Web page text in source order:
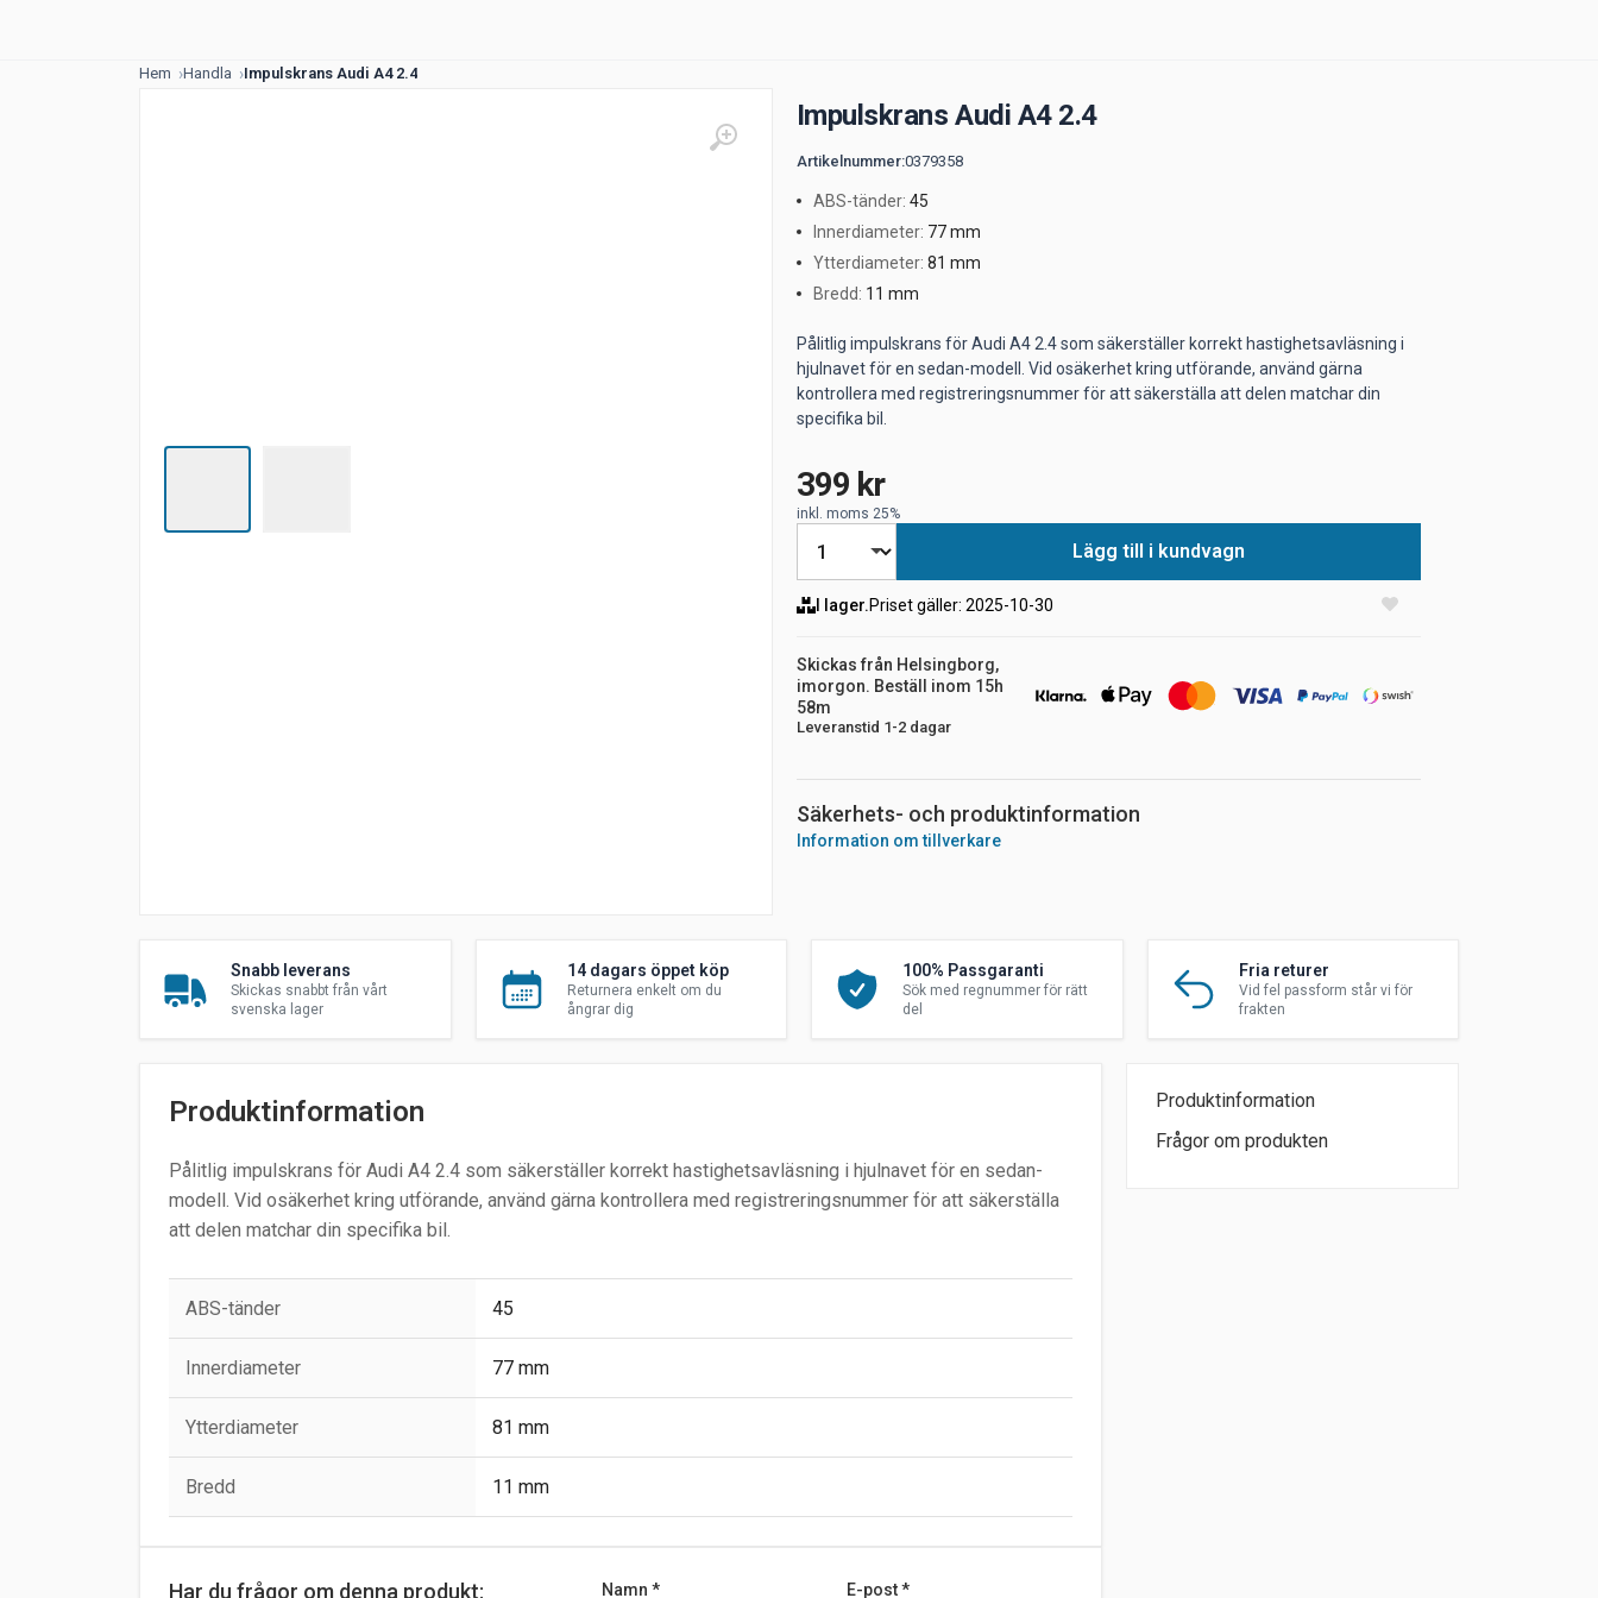
Hem Handla Impulskrans Audi A4 2.4
Impulskrans Audi A4 2.4
Artikelnummer:0379358
ABS-tänder: 45
Innerdiameter: 77 mm
Ytterdiameter: 81 mm
Bredd: 11 mm
Pålitlig impulskrans för Audi A4 2.4 som säkerställer korrekt hastighetsavläsning i
hjulnavet för en sedan-modell. Vid osäkerhet kring utförande, använd gärna
kontrollera med registreringsnummer för att säkerställa att delen matchar din
specifika bil.
399 kr
inkl. moms 25%
Lägg till i kundvagn
I lager.Priset gäller: 2025-10-30
Skickas från Helsingborg,
imorgon. Beställ inom 15h
58m
Leveranstid 1-2 dagar
Säkerhets- och produktinformation
Information om tillverkare
Snabb leverans
Skickas snabbt från vårt
svenska lager
14 dagars öppet köp
Returnera enkelt om du
ångrar dig
100% Passgaranti
Sök med regnummer för rätt
del
Fria returer
Vid fel passform står vi för
frakten
Produktinformation
Pålitlig impulskrans för Audi A4 2.4 som säkerställer korrekt hastighetsavläsning i hjulnavet för en sedan-
modell. Vid osäkerhet kring utförande, använd gärna kontrollera med registreringsnummer för att säkerställa
att delen matchar din specifika bil.
ABS-tänder 45
Innerdiameter 77 mm
Ytterdiameter 81 mm
Bredd 11 mm
Har du frågor om denna produkt: Namn * E-post*
Produktinformation
Frågor om produkten